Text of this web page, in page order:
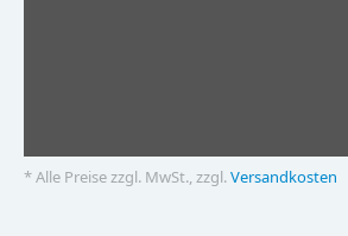
* Alle Preise zzgl. MwSt., zzgl.Versandkosten